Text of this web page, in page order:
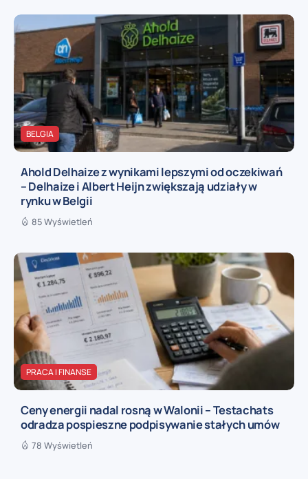
BELGIA
Ahold Delhaize z wynikami lepszymi od oczekiwań
– Delhaize i Albert Heijn zwiększają udziały w
rynku w Belgii
85 Wyświetleń
PRACA I FINANSE
Ceny energii nadal rosną w Walonii – Testachats
odradza pospieszne podpisywanie stałych umów
78 Wyświetleń